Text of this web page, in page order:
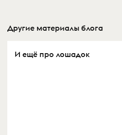
Другие материалы блога
И ещё про лошадок